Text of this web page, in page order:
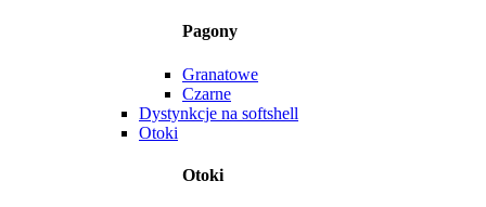
Pagony
Granatowe
Czarne
Dystynkcje na softshell
Otoki
Otoki